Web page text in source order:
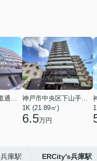
1K (21.89㎡)
6.5万円
兵庫駅 ERCity's兵庫駅